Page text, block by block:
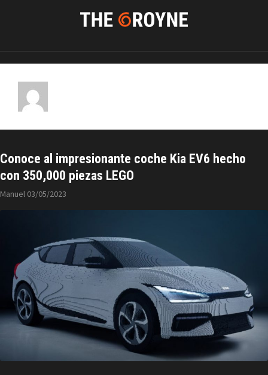
Conoce al impresionante coche Kia EV6 hecho
con 350,000 piezas LEGO
Manuel 03/05/2023